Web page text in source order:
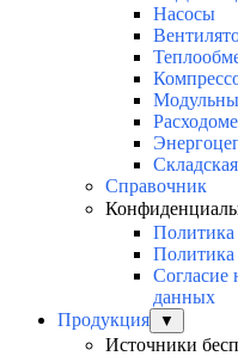
Насосы
Справочник
Политика
Политика
Согласие
данных
Продукция
▼
Источники